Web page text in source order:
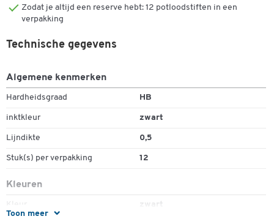
Zodat je altijd een reserve hebt: 12 potloodstiften in een
verpakking
Toon meer
Technische gegevens
Algemene kenmerken
Hardheidsgraad HB
inktkleur zwart
Lijndikte 0,5
Stuk(s) per verpakking 12
Kleuren
Kleur zwart
Dubbelklik om in te zoomen